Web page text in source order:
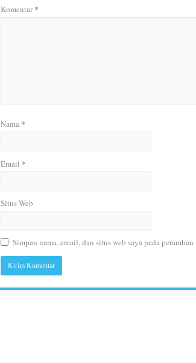
Komentar*
Nama *
Email *
Situs Web
Simpan nama, email, dan situs web saya pada